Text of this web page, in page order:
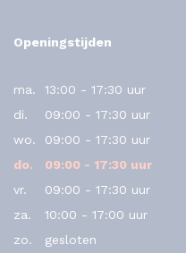
Openingstijden
ma.
13:00 - 17:30 uur
di.
09:00 - 17:30 uur
wo.
09:00 - 17:30 uur
do.
09:00 - 17:30 uur
vr.
09:00 - 17:30 uur
za.
10:00 - 17:00 uur
zo.
gesloten